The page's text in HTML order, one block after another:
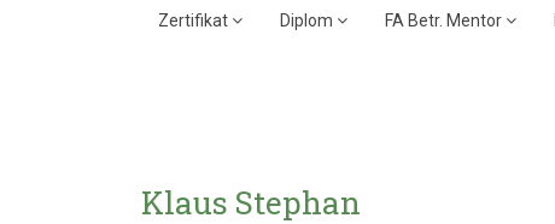
Zertifikat Diplom FA Betr. Mentor
Klaus Stephan